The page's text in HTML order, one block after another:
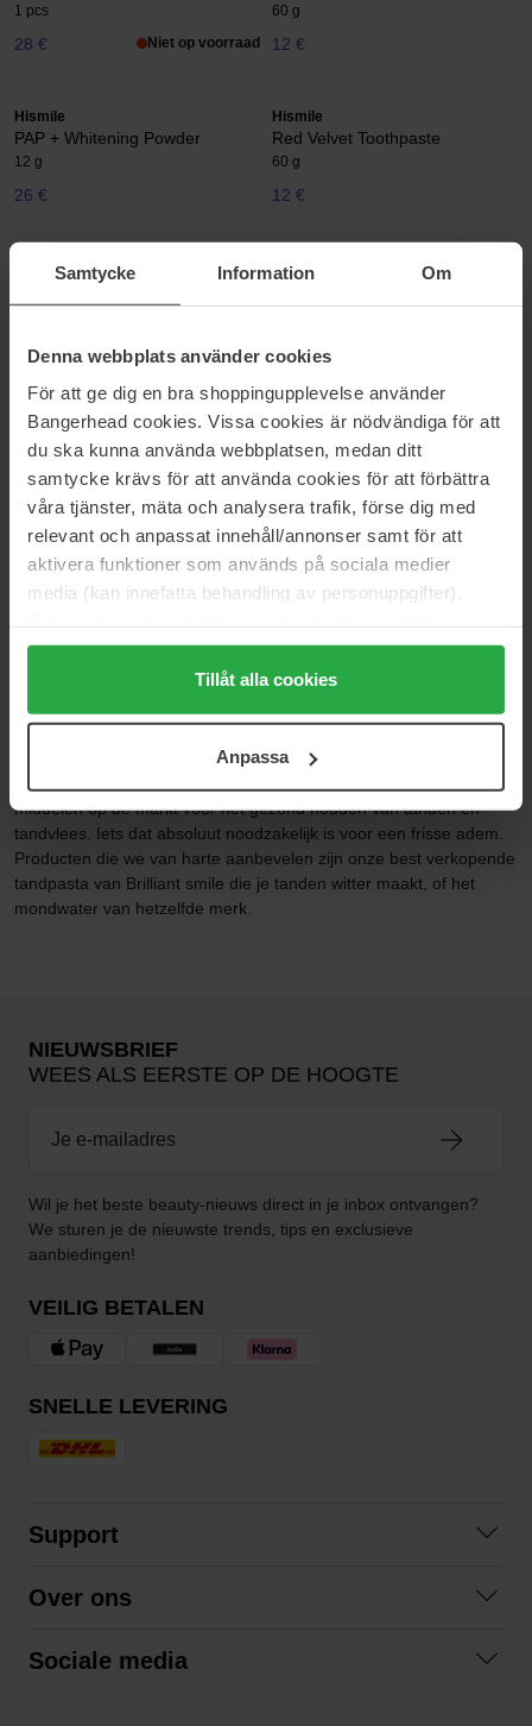
Samtycke Information Om
Denna webbplats använder cookies
För att ge dig en bra shoppingupplevelse använder
Bangerhead cookies. Vissa cookies är nödvändiga för att
du ska kunna använda webbplatsen, medan ditt
samtycke krävs för att använda cookies för att förbättra
våra tjänster, mäta och analysera trafik, förse dig med
relevant och anpassat innehåll/annonser samt för att
aktivera funktioner som används på sociala medier
media (kan innefatta behandling av personuppgifter).
Genom att trycka på "Tillåt alla cookies" accepterar du
alla cookies, medan du under "Detaljer" kan anpassa
användningen av cookies. Du kan när som helst återkalla
samt vår Integritetspolicy.
Tillåt alla cookies
Anpassa
1 pcs
28 € Niet op voorraad
60 g
12 €
Hismile
PAP + Whitening Powder
12 g
26 €
Hismile
Red Velvet Toothpaste
60 g
12 €
Hismile
Smilesticka
9 €
Hismile
Hismile
Smilesticka
FOREO
ISSA Mini Hybrid Brush Head
FOREO
ISSA Mini Summer Sky
23 €
Bij Bangerheads afdeling voor mondhygiëne vind je de beste
middelen op de markt voor het gezond houden van tanden en
tandvlees. Iets dat absoluut noodzakelijk is voor een frisse adem.
Producten die we van harte aanbevelen zijn onze best verkopende
tandpasta van Brilliant smile die je tanden witter maakt, of het
mondwater van hetzelfde merk.
NIEUWSBRIEF
WEES ALS EERSTE OP DE HOOGTE
Wil je het beste beauty-nieuws direct in je inbox ontvangen?
We sturen je de nieuwste trends, tips en exclusieve
aanbiedingen!
VEILIG BETALEN
SNELLE LEVERING
Support
Algemene voorwaarden
Over ons
Sociale media